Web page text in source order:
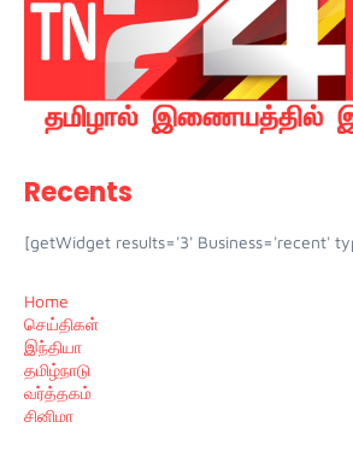
Recents
[getWidget results='3' Business='recent'
Home
செய்திகள்
இந்தியா
தமிழ்நாடு
வர்த்தகம்
சினிமா